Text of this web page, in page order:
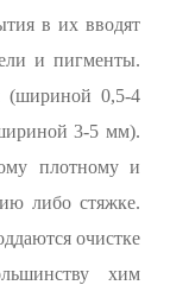
в их вводят
и пигменты.
(шириной 0,5-4
3-5 мм).
плотному и
либо стяжке.
очистке
хим